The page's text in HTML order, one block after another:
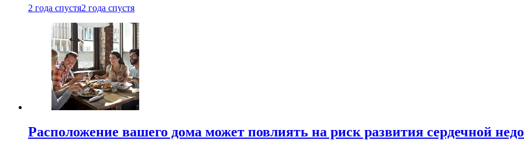
2 года спустя2 года спустя
Расположение вашего дома может повлиять на риск развития сердечной